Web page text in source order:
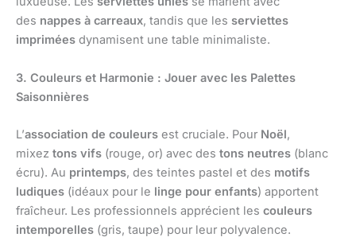
des nappes à carreaux, tandis que les serviettes
imprimées dynamisent une table minimaliste.
3. Couleurs et Harmonie : Jouer avec les Palettes
Saisonnières
L’association de couleurs est cruciale. Pour Noël,
mixez tons vifs (rouge, or) avec des tons neutres (blanc
écru). Au printemps, des teintes pastel et des motifs
ludiques (idéaux pour le linge pour enfants) apportent
fraîcheur. Les professionnels apprécient les couleurs
intemporelles (gris, taupe) pour leur polyvalence.